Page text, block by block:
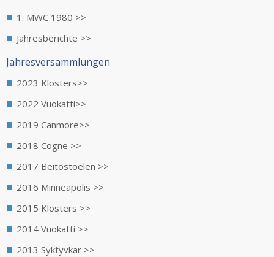
1. MWC 1980 >>
Jahresberichte >>
Jahresversammlungen
2023 Klosters>>
2022 Vuokatti>>
2019 Canmore>>
2018 Cogne >>
2017 Beitostoelen >>
2016 Minneapolis >>
2015 Klosters >>
2014 Vuokatti >>
2013 Syktyvkar >>